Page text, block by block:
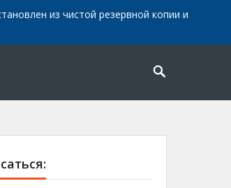
из чистой резервной копии и